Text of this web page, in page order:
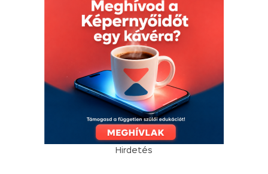
Hirdetés